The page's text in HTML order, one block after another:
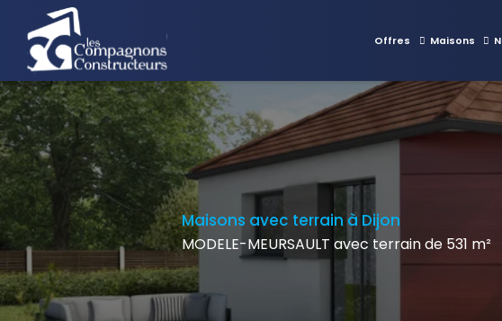
Offres Maisons
Maisons avec terrain à Dijon
MODELE-MEURSAULT avec terrain de 531 m²